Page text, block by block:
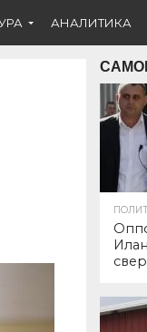
АНАЛИТИКА